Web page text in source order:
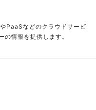
PaaSなどのクラウドサービ
の情報を提供します。